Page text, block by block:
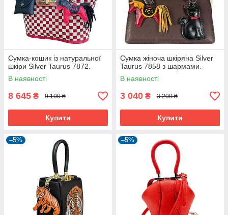
Сумка-кошик із натуральної
шкіри Silver Taurus 7872.
В наявності
8 645 ₴ 9 100 ₴
Купити
Сумка жіноча шкіряна Silver
Taurus 7858 з шармами.
В наявності
3 040 ₴ 3 200 ₴
Купити
–5% –5%